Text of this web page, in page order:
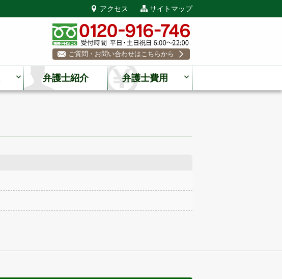
アクセス サイトマップ
ご質問・お問い合わせはこちらから
弁護士紹介 弁護士費用